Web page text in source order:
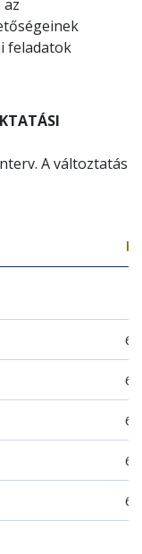
feladatok
A változtatás
6
6
6
6
6